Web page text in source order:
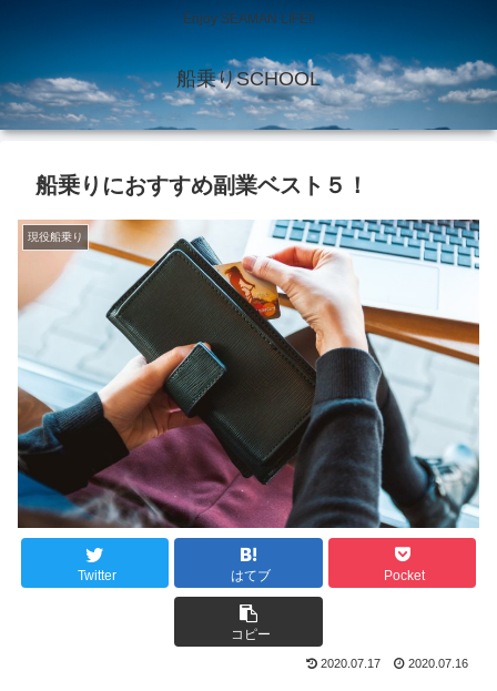
Enjoy SEAMAN LIFE!!
船乗りSCHOOL
船乗りにおすすめ副業ベスト５！
現役船乗り
Twitter はてブ Pocket
コピー
2020.07.17 2020.07.16